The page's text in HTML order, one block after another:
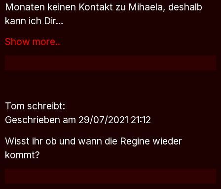
Monaten keinen Kontakt zu Mihaela, deshalb
kann ich Dir…
Show more..
Tom schreibt:
Geschrieben am 29/07/2021 21:12
Wisst ihr ob und wann die Regine wieder
kommt?